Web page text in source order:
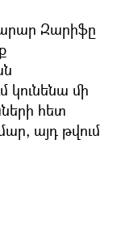
Զարիֆը
կունենա մի
հետ
այդ թվում